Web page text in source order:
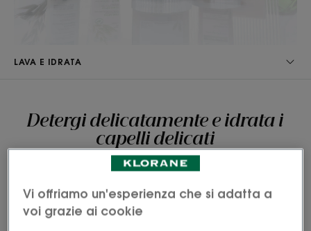
LAVA E IDRATA
Detergi delicatamente e idrata i
capelli delicati
Goditi capelli morbidi e leggeri con i trattamenti
Vi offriamo un'esperienza che si adatta a
voi grazie ai cookie